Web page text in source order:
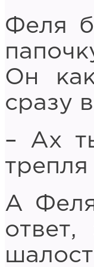
Феля
Он
сразу
– Ах
А